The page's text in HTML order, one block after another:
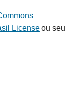
Licenseou seu